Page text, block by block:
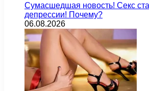
Сумасшедшая новость! Секс
депрессии! Почему?
06.08.2026